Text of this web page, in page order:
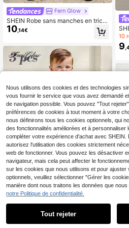
Fern Glow
SHEIN Robe sans manches en tricot
avec nœud élégante et mignonne p
our bébé fille, rouge
10,14€
zer en velours pour bébé garçon, co
mprenant un blazer rouge, une che
18,44€
10
9
19
Nous utilisons des cookies et des technologies
vous fournir le service que vous avez demandé
de navigation possible. Vous pouvez "Tout
préférences de cookies à tout moment à votre
nous définirons tous les cookies optionnels, qui
des fonctionnalités améliorées et à personnaliser
compléter votre expérience d'achat avec SHEIN.
autorisez l'utilisation des cookies strictement
web de fonctionner. Vous pouvez les désactiver
navigateur, mais cela peut affecter le
sur les cookies que nous utilisons et pour
optionnels, veuillez sélectionner "Gérer les
manière dont nous traitons les données que nous
notre Politique de confidentialité.
Tout rejeter